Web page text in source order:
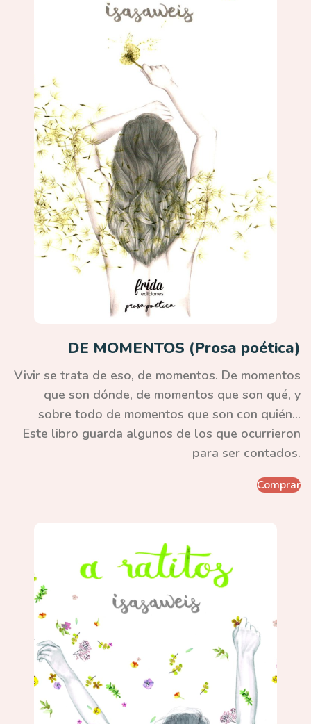
DE MOMENTOS (Prosa poética)
Vivir se trata de eso, de momentos. De momentos
que son dónde, de momentos que son qué, y
sobre todo de momentos que son con quién...
Este libro guarda algunos de los que ocurrieron
para ser contados.
Comprar